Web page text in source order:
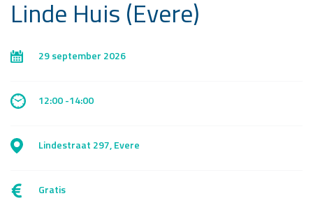
Linde Huis (Evere)
29 september 2026
12:00 -14:00
Lindestraat 297, Evere
Gratis